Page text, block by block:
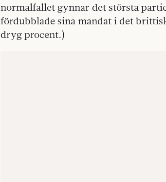
normalfallet gynnar det största
fördubblade sina mandat i det
dryg procent.)